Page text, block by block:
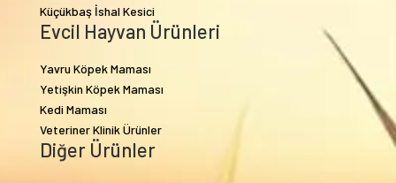
Küçükbaş İshal Kesici
Evcil Hayvan Ürünleri
Yavru Köpek Maması
Yetişkin Köpek Maması
Kedi Maması
Veteriner Klinik Ürünler
Diğer Ürünler